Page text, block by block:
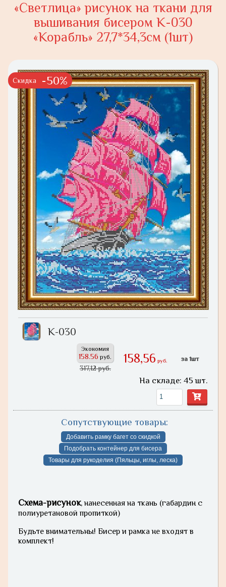
«Светлица» рисунок на ткани для
вышивания бисером К-030
«Корабль» 27,7*34,3см (1шт)
Скидка -50%
К-030
Экономия
158.56 руб.
317,12 руб.
158,56 руб. за 1шт
На складе: 45 шт.
Сопутствующие товары:
Добавить рамку багет со скидкой
Подобрать контейнер для бисера
Товары для рукоделия (Пяльцы, иглы, леска)
Схема-рисунок, нанесенная на ткань (габардин с
полиуретановой пропиткой)
Будьте внимательны! Бисер и рамка не входят в
комплект!